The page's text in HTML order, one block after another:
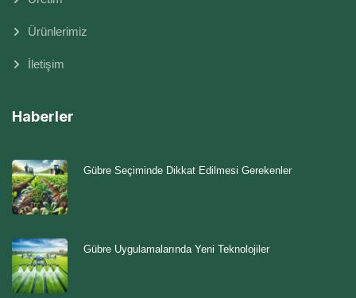
Ürünlerimiz
İletişim
Haberler
Gübre Seçiminde Dikkat Edilmesi Gerekenler
Gübre Uygulamalarında Yeni Teknolojiler